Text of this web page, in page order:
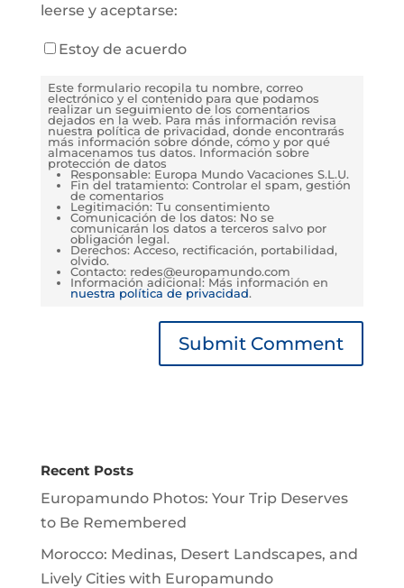
leerse y aceptarse:
Estoy de acuerdo
Este formulario recopila tu nombre, correo
electrónico y el contenido para que podamos
realizar un seguimiento de los comentarios
dejados en la web. Para más información revisa
nuestra política de privacidad, donde encontrarás
más información sobre dónde, cómo y por qué
almacenamos tus datos. Información sobre
protección de datos
Responsable: Europa Mundo Vacaciones S.L.U.
Fin del tratamiento: Controlar el spam, gestión
de comentarios
Legitimación: Tu consentimiento
Comunicación de los datos: No se
comunicarán los datos a terceros salvo por
obligación legal.
Derechos: Acceso, rectificación, portabilidad,
olvido.
Contacto: redes@europamundo.com
Información adicional: Más información en
nuestra política de privacidad.
Recent Posts
Europamundo Photos: Your Trip Deserves
to Be Remembered
Morocco: Medinas, Desert Landscapes, and
Lively Cities with Europamundo